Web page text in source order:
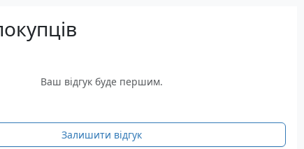
Ваш відгук буде першим.
Залишити відгук